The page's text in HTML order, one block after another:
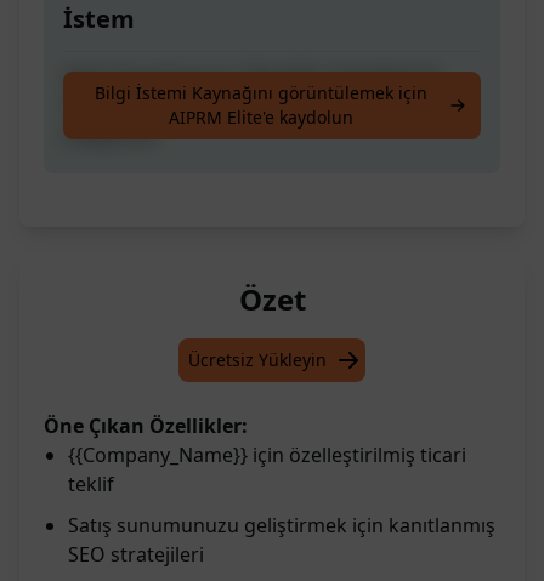
İstem
Satış Sunumunuzu Yükseltin: Kanıtlanmış
SEO Stratejileriyle En İyi Ticari Teklifi
Oluşturun
Bilgi İstemi Kaynağını görüntülemek için
AIPRM Elite'e kaydolun
Özet
Ücretsiz Yükleyin
Öne Çıkan Özellikler:
{{Company_Name}} için özelleştirilmiş ticari
teklif
Satış sunumunuzu geliştirmek için kanıtlanmış
SEO stratejileri